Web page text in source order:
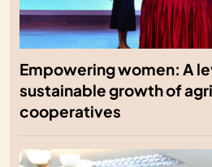
Empowering women: A
sustainable growth of
cooperatives